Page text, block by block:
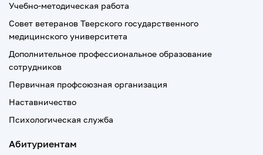
Учебно-методическая работа
Совет ветеранов Тверского государственного
медицинского университета
Дополнительное профессиональное образование
сотрудников
Первичная профсоюзная организация
Наставничество
Психологическая служба
Абитуриентам